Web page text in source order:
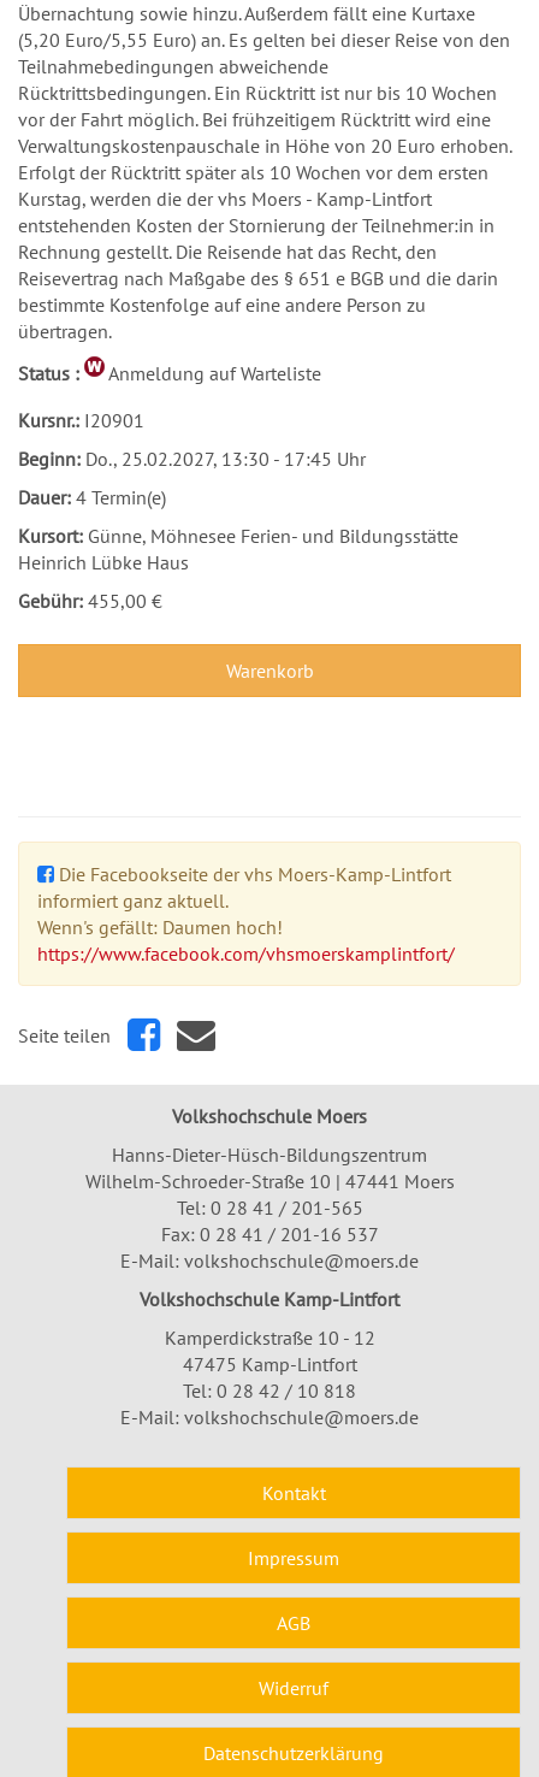
Übernachtung sowie hinzu. Außerdem fällt eine Kurtaxe
(5,20 Euro/5,55 Euro) an. Es gelten bei dieser Reise von den
Teilnahmebedingungen abweichende
Rücktrittsbedingungen. Ein Rücktritt ist nur bis 10 Wochen
vor der Fahrt möglich. Bei frühzeitigem Rücktritt wird eine
Verwaltungskostenpauschale in Höhe von 20 Euro erhoben.
Erfolgt der Rücktritt später als 10 Wochen vor dem ersten
Kurstag, werden die der vhs Moers - Kamp-Lintfort
entstehenden Kosten der Stornierung der Teilnehmer:in in
Rechnung gestellt. Die Reisende hat das Recht, den
Reisevertrag nach Maßgabe des § 651 e BGB und die darin
bestimmte Kostenfolge auf eine andere Person zu
übertragen.
Status :
Anmeldung auf Warteliste
Kursnr.: I20901
Beginn: Do., 25.02.2027, 13:30 - 17:45 Uhr
Dauer: 4 Termin(e)
Kursort: Günne, Möhnesee Ferien- und Bildungsstätte
Heinrich Lübke Haus
Gebühr: 455,00 €
Warenkorb
Die Facebookseite der vhs Moers-Kamp-Lintfort
informiert ganz aktuell.
Wenn's gefällt: Daumen hoch!
https://www.facebook.com/vhsmoerskamplintfort/
Seite teilen
Volkshochschule Moers
Hanns-Dieter-Hüsch-Bildungszentrum
Wilhelm-Schroeder-Straße 10 | 47441 Moers
Tel: 0 28 41 / 201-565
Fax: 0 28 41 / 201-16 537
E-Mail: volkshochschule@moers.de
Volkshochschule Kamp-Lintfort
Kamperdickstraße 10 - 12
47475 Kamp-Lintfort
Tel: 0 28 42 / 10 818
E-Mail: volkshochschule@moers.de
Kontakt
Impressum
AGB
Widerruf
Datenschutzerklärung